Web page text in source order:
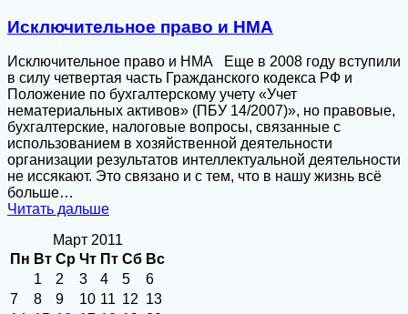
Исключительное право и НМА
Исключительное право и НМА Еще в 2008 году вступили
в силу четвертая часть Гражданского кодекса РФ и
Положение по бухгалтерскому учету «Учет
нематериальных активов» (ПБУ 14/2007)», но правовые,
бухгалтерские, налоговые вопросы, связанные с
использованием в хозяйственной деятельности
организации результатов интеллектуальной деятельности
не иссякают. Это связано и с тем, что в нашу жизнь всё
больше…
Читать дальше
Март 2011
Пн Вт Ср Чт Пт Сб Вс
1
2 3 4 5
6
7
8 9 10 11 12 13